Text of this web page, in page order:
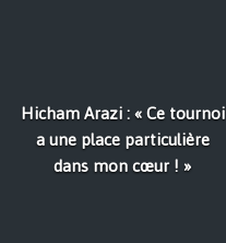
Hicham Arazi : « Ce tournoi
a une place particulière
dans mon cœur ! »